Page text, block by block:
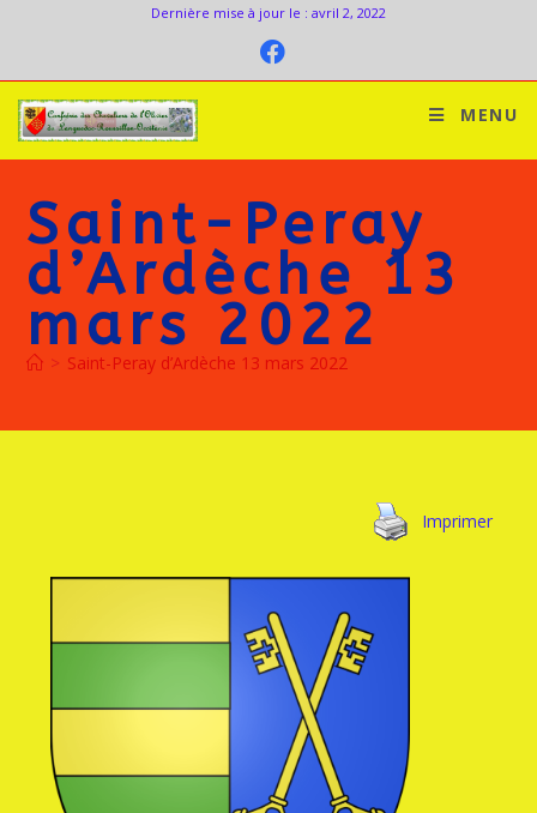
Dernière mise à jour le : avril 2, 2022
MENU
Saint-Peray
d’Ardèche 13
mars 2022
> Saint-Peray d’Ardèche 13 mars 2022
Imprimer